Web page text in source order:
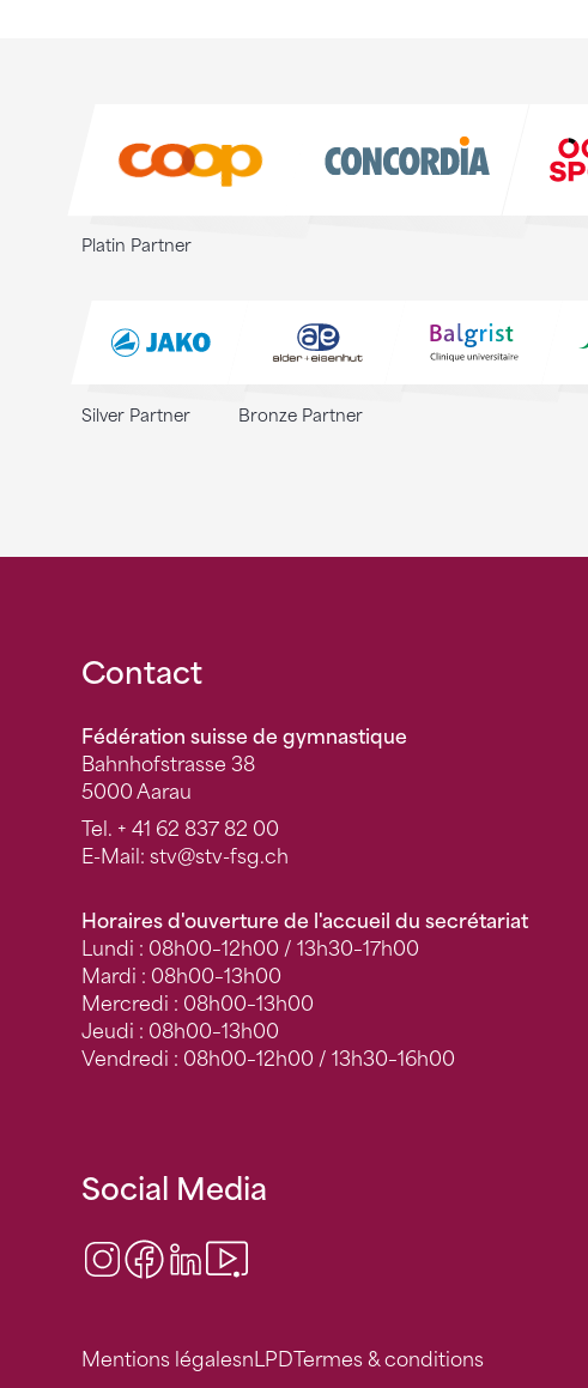
Platin Partner
Silver Partner Bronze Partner
Fusszeile
Contact
Fédération suisse de gymnastique
Bahnhofstrasse 38
5000 Aarau
Tel. + 41 62 837 82 00
E-Mail: stv@stv-fsg.ch
Horaires d'ouverture de l'accueil du secrétariat
Lundi : 08h00–12h00 / 13h30–17h00
Mardi : 08h00–13h00
Mercredi : 08h00–13h00
Jeudi : 08h00–13h00
Vendredi : 08h00–12h00 / 13h30–16h00
Social Media
Instagram
Facebook
LinkedIn
Mentions légalesnLPD Termes & conditions